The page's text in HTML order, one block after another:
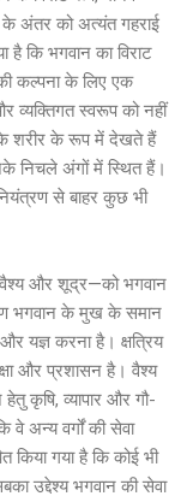
अंतर को अत्यंत गहराई
है कि भगवान का विराट
कल्पना के लिए एक
व्यक्तिगत स्वरूप को नहीं
के शरीर के रूप में देखते हैं
निचले अंगों में स्थित हैं।
से बाहर कुछ भी
वैश्य और शूद्र—को भगवान
भगवान के मुख के समान
यज्ञ करना है। क्षत्रिय
और प्रशासन है। वैश्य
कृषि, व्यापार और गौ-
अन्य वर्गों की सेवा
किया गया है कि कोई भी
उद्देश्य भगवान की सेवा